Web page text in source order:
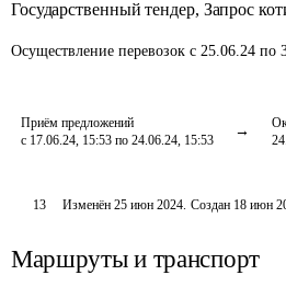
Государственный тендер, Запрос
Осуществление перевозок с 25.06.24 по
Приём предложений
с 17.06.24, 15:53 по 24.06.24, 15:53
13 Изменён25 июн 2024. Создан 18 июн
Маршруты и транспорт